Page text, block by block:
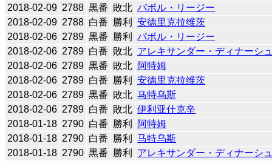
2018-02-09 2788 黒番 敗北 パボル・リージー
2018-02-09 2788 白番 勝利
安德里克拉维茨
2018-02-06 2789 黒番 勝利
パボル・リージー
2018-02-06 2789 白番 敗北 アレキサンダー・ディナーシ
2018-02-06 2789 黒番 敗北 阿特姆
2018-02-06 2789 白番 勝利
安德里克拉维茨
2018-02-06 2789 黒番 敗北 马特乌斯
2018-02-06 2789 白番 敗北 伊利亚什克辛
2018-01-18 2790 白番 勝利
阿特姆
2018-01-18 2790 白番 勝利
马特乌斯
2018-01-18 2790 黒番 勝利
アレキサンダー・ディナーシ